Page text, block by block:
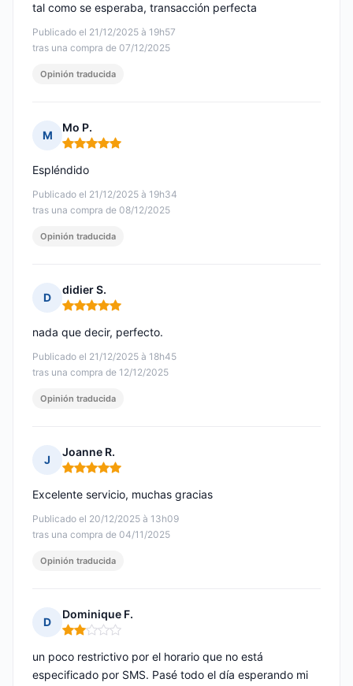
Publicado el 21/12/2025 à 19h57
tras una compra de 07/12/2025
tal como se esperaba, transacción perfecta
Opinión traducida
M
Mo P.
Nota: 5 de 5
Publicado el 21/12/2025 à 19h34
tras una compra de 08/12/2025
Espléndido
Opinión traducida
D
didier S.
Nota: 5 de 5
Publicado el 21/12/2025 à 18h45
tras una compra de 12/12/2025
nada que decir, perfecto.
Opinión traducida
J
Joanne R.
Nota: 5 de 5
Publicado el 20/12/2025 à 13h09
tras una compra de 04/11/2025
Excelente servicio, muchas gracias
Opinión traducida
D
Dominique F.
Nota: 2 de 5
un poco restrictivo por el horario que no está
especificado por SMS. Pasé todo el día esperando mi